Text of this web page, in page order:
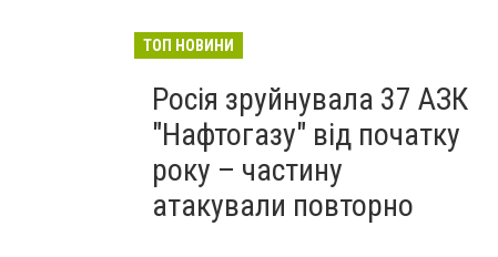
Куби
ТОП НОВИНИ
Росія зруйнувала 37 АЗК
"Нафтогазу" від початку
року – частину
атакували повторно